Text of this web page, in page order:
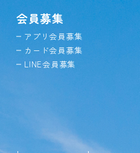
会員募集
アプリ会員募集
カード会員募集
LINE会員募集